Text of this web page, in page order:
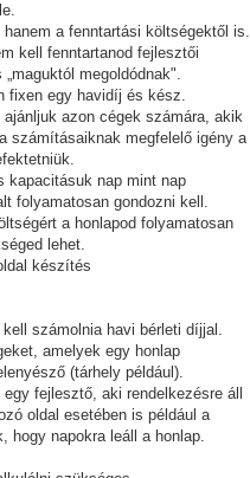
a fenntartási költségektől is.
kell fenntartanod fejlesztői
megoldódnak".
fixen egy havidíj és kész.
azon cégek számára, akik
számításaiknak megfelelő igény a
kapacitásuk nap mint nap
folyamatosan gondozni kell.
a honlapod folyamatosan
lehet.
készítés
számolnia havi bérleti díjjal.
amelyek egy honlap
(tárhely például).
fejlesztő, aki rendelkezésre áll
oldal esetében is például a
hogy napokra leáll a honlap.